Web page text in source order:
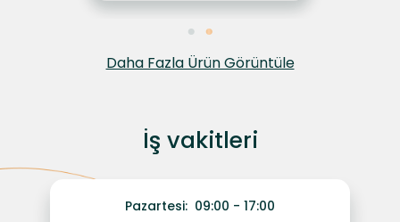
Daha Fazla Ürün Görüntüle
İş vakitleri
Pazartesi: 09:00 - 17:00